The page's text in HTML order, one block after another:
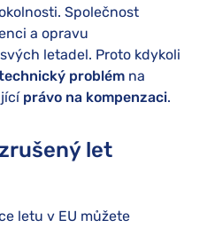
Společnost
a opravu
letadel. Proto kdykoli
problém na
právo na kompenzaci.
let
letu v EU můžete